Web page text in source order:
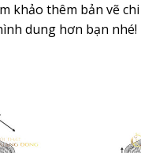
khảo thêm bản vẽ
dung hơn bạn nhé!